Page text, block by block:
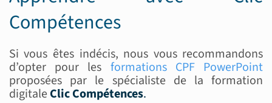
Compétences
Si vous êtes indécis, nous vous recommandons
d’opter pour les formations CPF PowerPoint
proposées par le spécialiste de la formation
digitaleClic Compétences.